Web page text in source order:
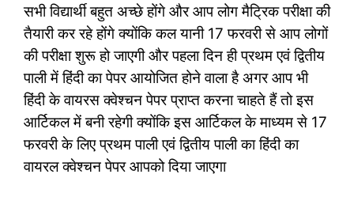
सभी विद्यार्थी बहुत अच्छे होंगे और आप लोग मैट्रिक परीक्षा की
तैयारी कर रहे होंगे क्योंकि कल यानी 17 फरवरी से आप लोगों
की परीक्षा शुरू हो जाएगी और पहला दिन ही प्रथम एवं द्वितीय
पाली में हिंदी का पेपर आयोजित होने वाला है अगर आप भी
हिंदी के वायरस क्वेश्चन पेपर प्राप्त करना चाहते हैं तो इस
आर्टिकल में बनी रहेगी क्योंकि इस आर्टिकल के माध्यम से 17
फरवरी के लिए प्रथम पाली एवं द्वितीय पाली का हिंदी का
वायरल क्वेश्चन पेपर आपको दिया जाएगा